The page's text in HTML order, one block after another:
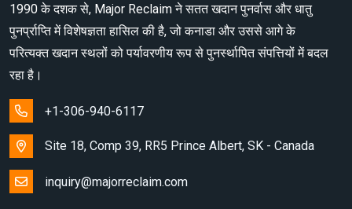
1990 के दशक से, Major Reclaim ने सतत खदान पुनर्वास और धातु
पुनर्प्राप्ति में विशेषज्ञता हासिल की है, जो कनाडा और उससे आगे के
परित्यक्त खदान स्थलों को पर्यावरणीय रूप से पुनर्स्थापित संपत्तियों में बदल
रहा है।
+1-306-940-6117
Site 18, Comp 39, RR5 Prince Albert, SK - Canada
inquiry@majorreclaim.com